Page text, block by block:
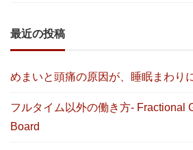
最近の投稿
めまいと頭痛の原因が、睡眠まわり
フルタイム以外の働き方- Fractional
Board